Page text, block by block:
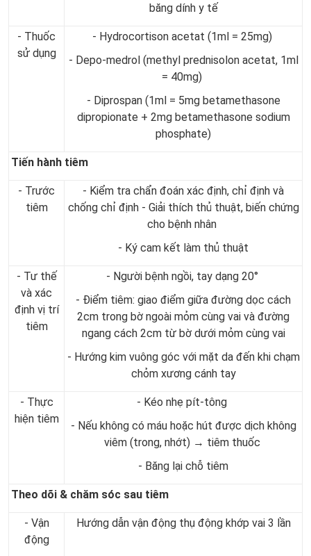
băng dính y tế
- Thuốc
sử dụng
- Hydrocortison acetat (1ml = 25mg)
- Depo-medrol (methyl prednisolon acetat, 1ml
= 40mg)
- Diprospan (1ml = 5mg betamethasone
dipropionate + 2mg betamethasone sodium
phosphate)
Tiến hành tiêm
- Trước
tiêm
- Kiểm tra chẩn đoán xác định, chỉ định và
chống chỉ định - Giải thích thủ thuật, biến chứng
cho bệnh nhân
- Ký cam kết làm thủ thuật
- Tư thế
và xác
định vị trí
tiêm
- Người bệnh ngồi, tay dạng 20°
- Điểm tiêm: giao điểm giữa đường dọc cách
2cm trong bờ ngoài mỏm cùng vai và đường
ngang cách 2cm từ bờ dưới mỏm cùng vai
- Hướng kim vuông góc với mặt da đến khi chạm
chỏm xương cánh tay
- Thực
hiện tiêm
- Kéo nhẹ pít-tông
- Nếu không có máu hoặc hút được dịch không
viêm (trong, nhớt) → tiêm thuốc
- Băng lại chỗ tiêm
Theo dõi & chăm sóc sau tiêm
- Vận
động
Hướng dẫn vận động thụ động khớp vai 3 lần